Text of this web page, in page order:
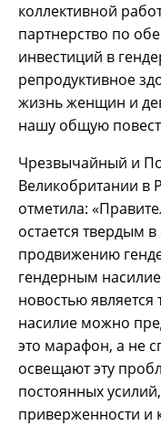
коллективной
партнерство по
инвестиций в
репродуктивное
жизнь женщин и
нашу общую
Чрезвычайный и
Великобритании в
отметила:
остается твердым
продвижению
гендерным
новостью
насилие можно
это марафон, а не
освещают эту
постоянных
приверженности и